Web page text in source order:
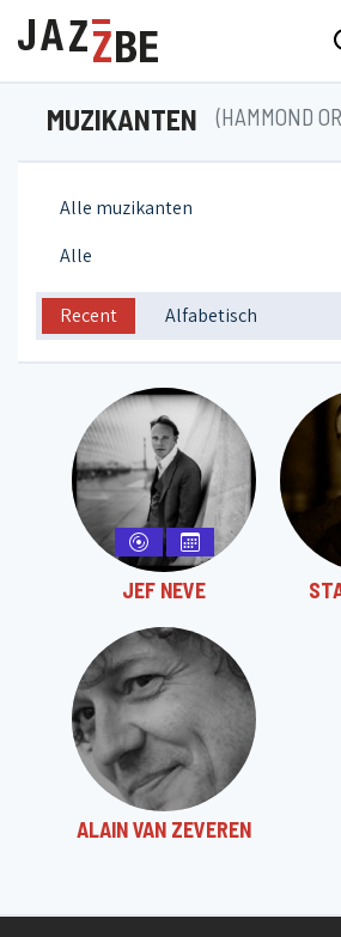
MUZIKANTEN (HAMMOND
Alle muzikanten
Alle
Recent Alfabetisch
JEF NEVE
ALAIN VAN ZEVEREN